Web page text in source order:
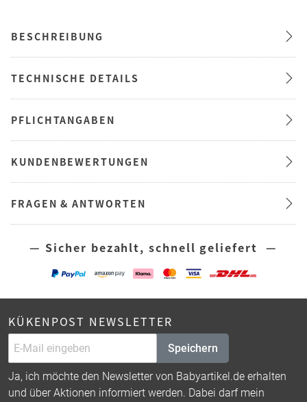
BESCHREIBUNG
TECHNISCHE DETAILS
PFLICHTANGABEN
KUNDENBEWERTUNGEN
FRAGEN & ANTWORTEN
— Sicher bezahlt, schnell geliefert —
KÜKENPOST NEWSLETTER
Speichern
Ja, ich möchte den Newsletter von Babyartikel.de erhalten
und über Aktionen informiert werden. Dabei darf mein